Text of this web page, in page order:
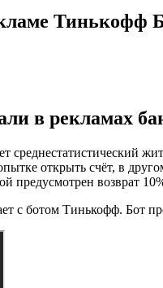
Тинькофф
в рекламах
среднестатистический
открыть счёт, в
предусмотрен возврат
с ботом Тинькофф. Бот